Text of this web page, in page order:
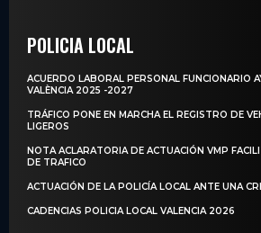
POLICIA LOCAL
ACUERDO LABORAL PERSONAL FUNCIONARIO
VALÈNCIA 2025 -2027
TRÁFICO PONE EN MARCHA EL REGISTRO DE
LIGEROS
NOTA ACLARATORIA DE ACTUACIÓN VMP
DE TRAFICO
ACTUACIÓN DE LA POLICÍA LOCAL ANTE UNA
CADENCIAS POLICIA LOCAL VALENCIA 2026